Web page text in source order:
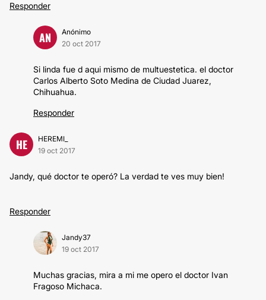
Responder
AN
Anónimo
20 oct 2017
Si linda fue d aqui mismo de multuestetica. el doctor
Carlos Alberto Soto Medina de Ciudad Juarez,
Chihuahua.
Responder
HE
HEREMI_
19 oct 2017
Jandy, qué doctor te operó? La verdad te ves muy bien!
Responder
Jandy37
19 oct 2017
Muchas gracias, mira a mi me opero el doctor Ivan
Fragoso Michaca.